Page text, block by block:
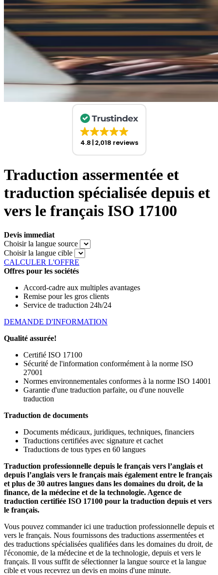
4.8 2,018 reviews
Traduction assermentée et
traduction spécialisée depuis et
vers le français ISO 17100
Devis immediat
Choisir la langue source
Choisir la langue cible
CALCULER L'OFFRE
Offres pour les sociétés
Accord-cadre aux multiples avantages
Remise pour les gros clients
Service de traduction 24h/24
DEMANDE D'INFORMATION
Qualité assurée!
Certifié ISO 17100
Sécurité de l'information conformément à la norme ISO
27001
Normes environnementales conformes à la norme ISO 14001
Garantie d'une traduction parfaite, ou d'une nouvelle
traduction
Traduction de documents
Documents médicaux, juridiques, techniques, financiers
Traductions certifiées avec signature et cachet
Traductions de tous types en 60 langues
Traduction professionnelle depuis le français vers l’anglais et
depuis l’anglais vers le français mais également entre le français
et plus de 30 autres langues dans les domaines du droit, de la
finance, de la médecine et de la technologie. Agence de
traduction certifiée ISO 17100 pour la traduction depuis et vers
le français.
Vous pouvez commander ici une traduction professionnelle depuis et
vers le français. Nous fournissons des traductions assermentées et
des traductions spécialisées qualifiées dans les domaines du droit, de
l'économie, de la médecine et de la technologie, depuis et vers le
français. Il vous suffit de sélectionner la langue source et la langue
cible et vous recevrez un devis en moins d'une minute.